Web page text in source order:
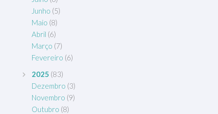
Junho (5)
Maio (8)
Abril (6)
Março (7)
Fevereiro (6)
2025 (83)
Dezembro (3)
Novembro (9)
Outubro (8)